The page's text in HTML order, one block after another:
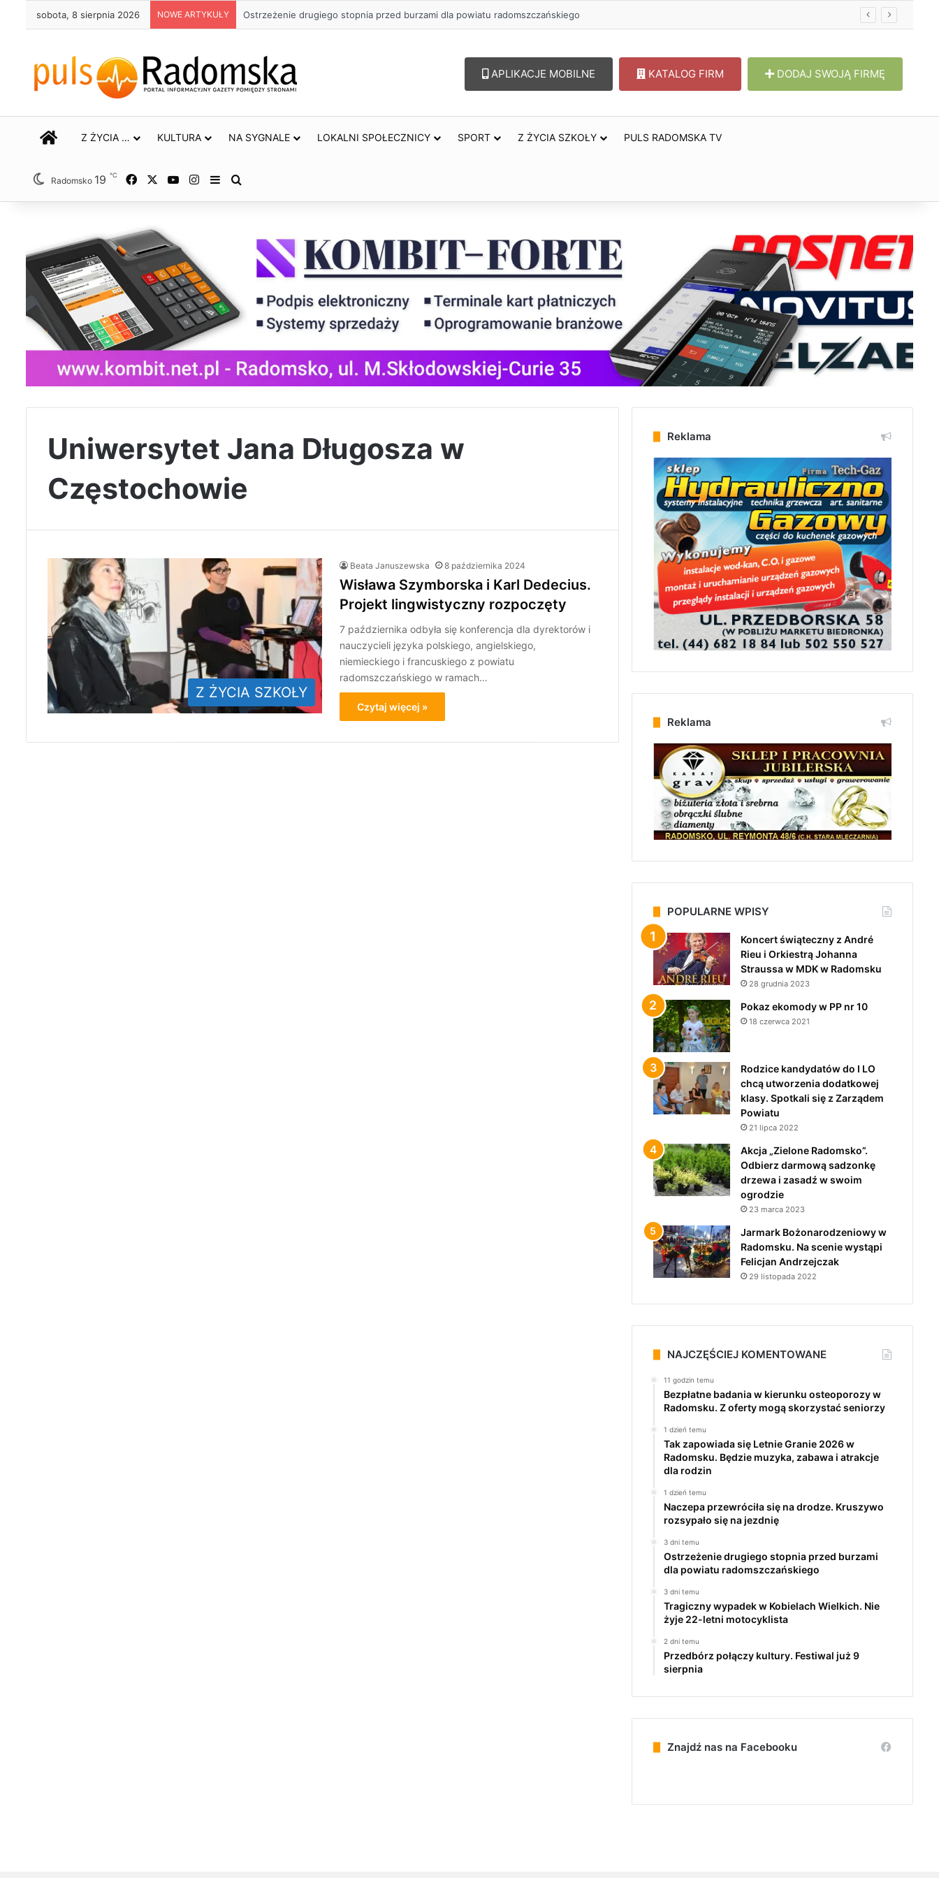
sobota, 8 sierpnia 2026 NOWE ARTYKUŁY Ostrzeżenie drugiego stopnia przed burzami dla powiatu radomszczańskiego
APLIKACJE MOBILNE KATALOG FIRM DODAJ SWOJĄ FIRMĘ
STRONA GŁÓWNA
Z ŻYCIA … KULTURA NA SYGNALE LOKALNI SPOŁECZNICY SPORT Z ŻYCIA SZKOŁY PULS RADOMSKA TV
Radomsko 19 ℃ Facebook YouTubeInstagram
Sidebar
Uniwersytet Jana Długosza w
Częstochowie
Z ŻYCIA SZKOŁY
Beata Januszewska 8 października 2024
Wisława Szymborska i Karl Dedecius.
Projekt lingwistyczny rozpoczęty
7 października odbyła się konferencja dla dyrektorów i
nauczycieli języka polskiego, angielskiego,
niemieckiego i francuskiego z powiatu
radomszczańskiego w ramach…
Czytaj więcej »
Reklama
Reklama
POPULARNE WPISY
Koncert świąteczny z André
Rieu i Orkiestrą Johanna
Straussa w MDK w Radomsku
28 grudnia 2023
Pokaz ekomody w PP nr 10
18 czerwca 2021
Rodzice kandydatów do I LO
chcą utworzenia dodatkowej
klasy. Spotkali się z Zarządem
Powiatu
21 lipca 2022
Akcja „Zielone Radomsko”.
Odbierz darmową sadzonkę
drzewa i zasadź w swoim
ogrodzie
23 marca 2023
Jarmark Bożonarodzeniowy w
Radomsku. Na scenie wystąpi
Felicjan Andrzejczak
29 listopada 2022
NAJCZĘŚCIEJ KOMENTOWANE
11 godzin temu
Bezpłatne badania w kierunku osteoporozy w
Radomsku. Z oferty mogą skorzystać seniorzy
1 dzień temu
Tak zapowiada się Letnie Granie 2026 w
Radomsku. Będzie muzyka, zabawa i atrakcje
dla rodzin
1 dzień temu
Naczepa przewróciła się na drodze. Kruszywo
rozsypało się na jezdnię
3 dni temu
Ostrzeżenie drugiego stopnia przed burzami
dla powiatu radomszczańskiego
3 dni temu
Tragiczny wypadek w Kobielach Wielkich. Nie
żyje 22-letni motocyklista
2 dni temu
Przedbórz połączy kultury. Festiwal już 9
sierpnia
Znajdź nas na Facebooku